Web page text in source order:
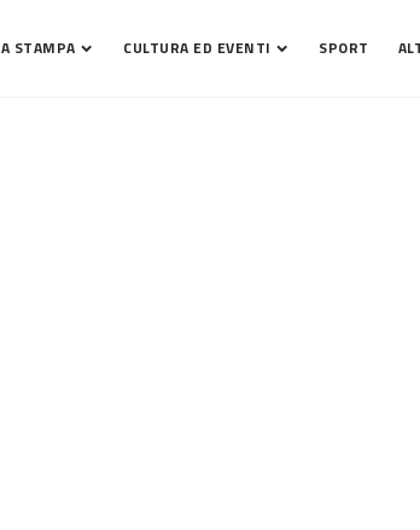
STAMPA CULTURA ED EVENTI SPORT